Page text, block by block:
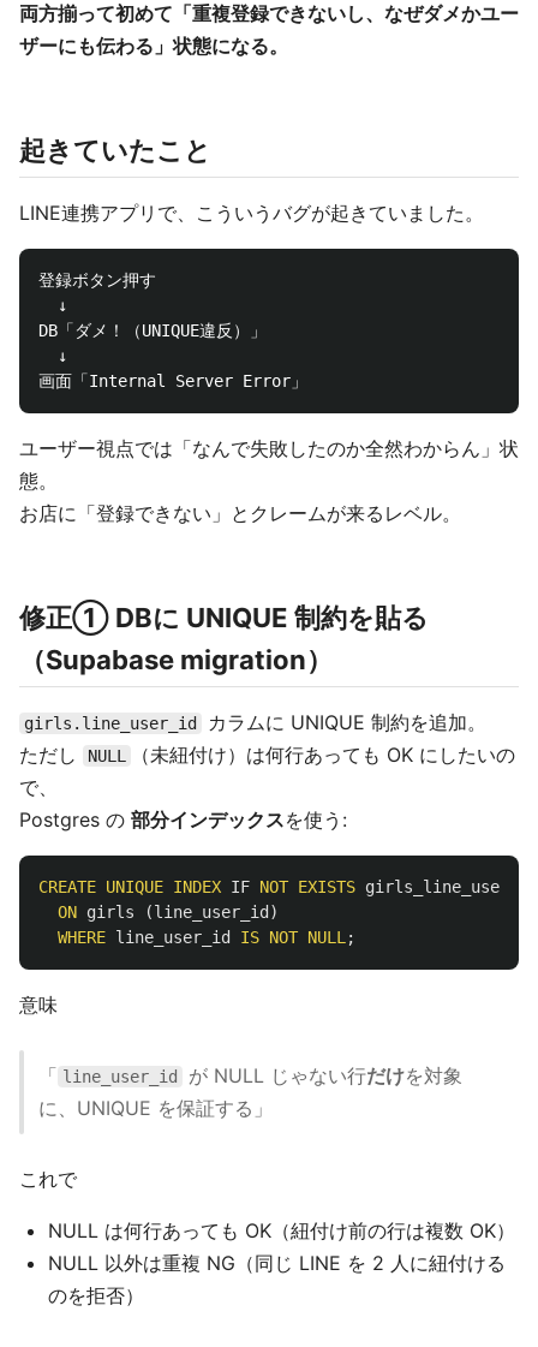
両方揃って初めて「重複登録できないし、なぜダメかユー
ザーにも伝わる」状態になる。
起きていたこと
LINE連携アプリで、こういうバグが起きていました。
登録ボタン押す
  ↓
DB「ダメ！（UNIQUE違反）」
  ↓
ユーザー視点では「なんで失敗したのか全然わからん」状
態。
お店に「登録できない」とクレームが来るレベル。
修正① DBに UNIQUE 制約を貼る
（Supabase migration）
girls.line_user_id
カラムに UNIQUE 制約を追加。
ただし
NULL
（未紐付け）は何行あっても OK にしたいの
で、
Postgres の 部分インデックスを使う:
CREATE UNIQUE INDEX IF NOT EXISTS
ON girls (line_user_id )
WHERE line_user_id IS NOT NULL ;
意味
「 line_user_id が NULL じゃない行だけを対象
に、UNIQUE を保証する」
これで
NULL は何行あっても OK（紐付け前の行は複数 OK）
NULL 以外は重複 NG（同じ LINE を 2 人に紐付ける
のを拒否）